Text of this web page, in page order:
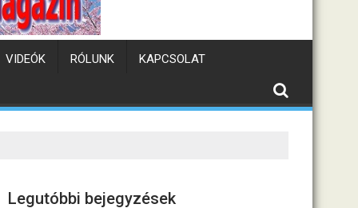
VIDEÓK RÓLUNK KAPCSOLAT
Legutóbbi bejegyzések